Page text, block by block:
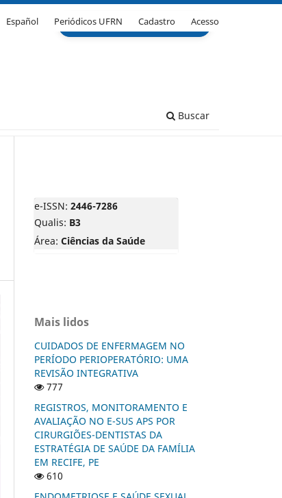
Buscar
Español Periódicos UFRN Cadastro Acesso
e-ISSN: 2446-7286
Qualis: B3
Área: Ciências da Saúde
Mais lidos
CUIDADOS DE ENFERMAGEM NO
PERÍODO PERIOPERATÓRIO: UMA
REVISÃO INTEGRATIVA
777
REGISTROS, MONITORAMENTO E
AVALIAÇÃO NO E-SUS APS POR
CIRURGIÕES-DENTISTAS DA
ESTRATÉGIA DE SAÚDE DA FAMÍLIA
EM RECIFE, PE
610